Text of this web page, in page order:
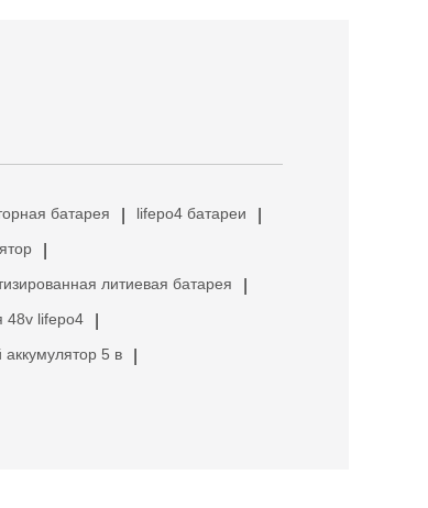
батарея lifepo4 батареи
литиевая батарея
48v lifepo4
5 в